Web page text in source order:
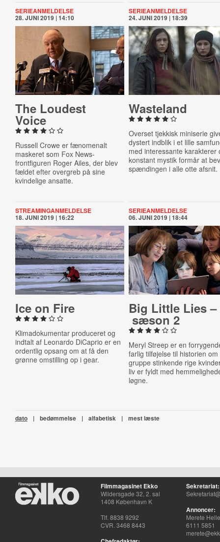
SERIEANMELDELSE
28. JUNI 2019 | 14:10
The Loudest
Voice
Russell Crowe er fænomenalt
maskeret som Fox News-
frontfiguren Roger Ailes, der blev
fældet efter overgreb på sine
kvindelige ansatte.
SERIEANMELDELSE
24. JUNI 2019 | 18:39
Wasteland
Overset tjekkisk miniserie
dystert indblik i et lille
med interessante karakterer
konstant mystik formår at
spændingen i alle otte afsnit.
STREAMINGANMELDELSE
18. JUNI 2019 | 16:22
Ice on Fire
Klimadokumentar produceret og
indtalt af Leonardo DiCaprio er en
ordentlig opsang om at få den
grønne omstilling op i gear.
SERIEANMELDELSE
06. JUNI 2019 | 18:44
Big Little Lies –
sæson 2
Meryl Streep er en
farlig tilføjelse til historien
gruppe stinkende rige
liv er fyldt med
løgne.
dato | bedømmelse | alfabetisk | mest læste
Filmmagasinet Ekko
Wildersgade 32, 2. sal
1408 København K
Tlf. 8838 9292
CVR. 3468 8443
Sekretariat:
Annoncer:
Merete
6111 5851